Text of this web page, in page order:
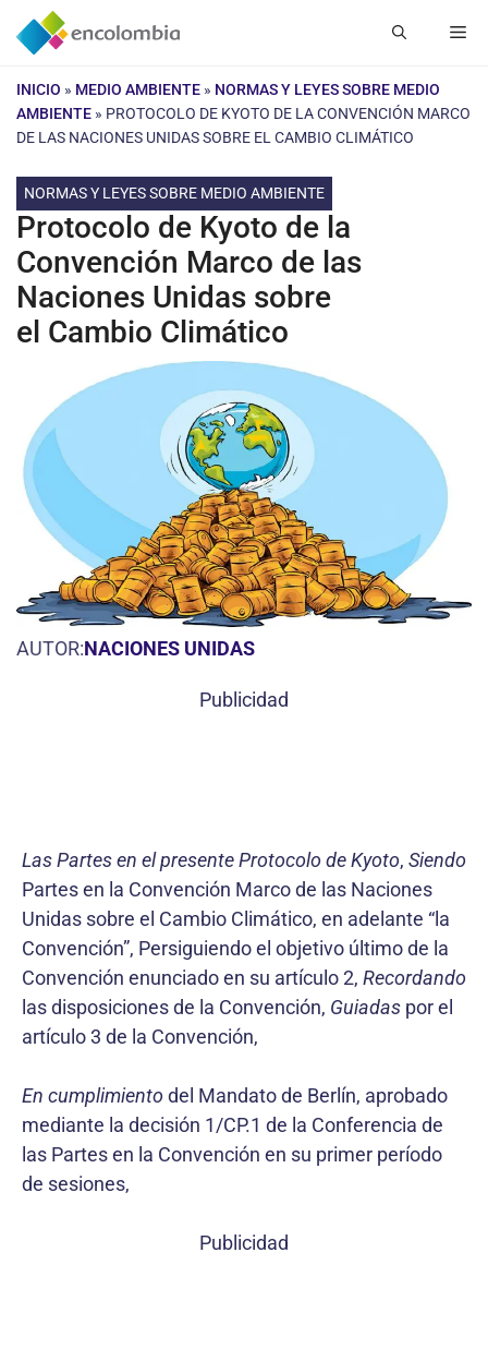
Saltar
INICIO » MEDIO AMBIENTE » NORMAS Y LEYES SOBRE MEDIO
AMBIENTE » PROTOCOLO DE KYOTO DE LA CONVENCIÓN MARCO
DE LAS NACIONES UNIDAS SOBRE EL CAMBIO CLIMÁTICO
NORMAS Y LEYES SOBRE MEDIO AMBIENTE
Protocolo de Kyoto de la
Convención Marco de las
Naciones Unidas sobre
el Cambio Climático
AUTOR:NACIONES UNIDAS
Publicidad
Las Partes en el presente Protocolo de Kyoto, Siendo
Partes en la Convención Marco de las Naciones
Unidas sobre el Cambio Climático, en adelante “la
Convención”, Persiguiendo el objetivo último de la
Convención enunciado en su artículo 2, Recordando
las disposiciones de la Convención, Guiadas por el
artículo 3 de la Convención,
En cumplimientodel Mandato de Berlín, aprobado
mediante la decisión 1/CP.1 de la Conferencia de
las Partes en la Convención en su primer período
de sesiones,
Publicidad